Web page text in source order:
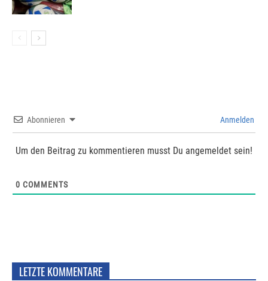
Abonnieren Anmelden
Um den Beitrag zu kommentieren musst Du angemeldet sein!
0 COMMENTS
LETZTE KOMMENTARE